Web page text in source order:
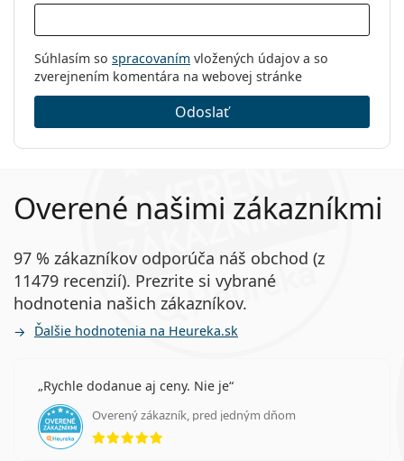
Súhlasím so spracovaním vložených údajov a so
zverejnením komentára na webovej stránke
Odoslať
Overené našimi zákazníkmi
97 % zákazníkov odporúča náš obchod (z
11479 recenzií). Prezrite si vybrané
hodnotenia našich zákazníkov.
Ďalšie hodnotenia na Heureka.sk
Rychle dodanue aj ceny. Nie je
Overený zákazník, pred jedným dňom
hodnotenie 5 z 5